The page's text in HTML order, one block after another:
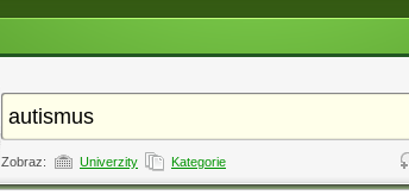
Zobraz: Univerzity Kategorie